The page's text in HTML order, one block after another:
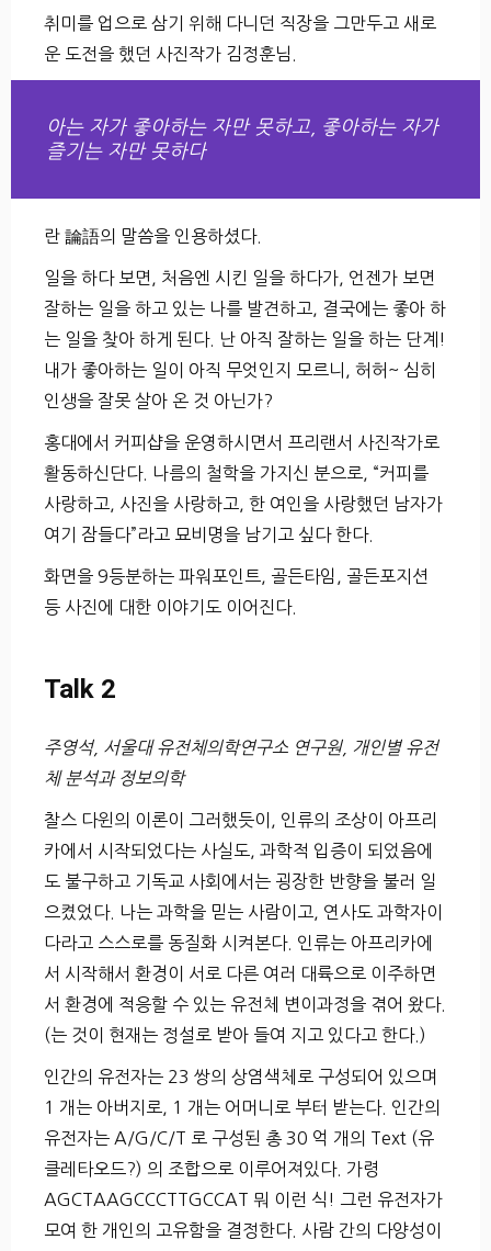
취미를 업으로 삼기 위해 다니던 직장을 그만두고 새로
운 도전을 했던 사진작가 김정훈님.
아는 자가 좋아하는 자만 못하고, 좋아하는 자가
즐기는 자만 못하다
란 論語의 말씀을 인용하셨다.
일을 하다 보면, 처음엔 시킨 일을 하다가, 언젠가 보면
잘하는 일을 하고 있는 나를 발견하고, 결국에는 좋아 하
는 일을 찾아 하게 된다. 난 아직 잘하는 일을 하는 단계!
내가 좋아하는 일이 아직 무엇인지 모르니, 허허~ 심히
인생을 잘못 살아 온 것 아닌가?
홍대에서 커피샵을 운영하시면서 프리랜서 사진작가로
활동하신단다. 나름의 철학을 가지신 분으로, “커피를
사랑하고, 사진을 사랑하고, 한 여인을 사랑했던 남자가
여기 잠들다”라고 묘비명을 남기고 싶다 한다.
화면을 9등분하는 파워포인트, 골든타임, 골든포지션
등 사진에 대한 이야기도 이어진다.
Talk 2
주영석, 서울대 유전체의학연구소 연구원, 개인별 유전
체 분석과 정보의학
찰스 다윈의 이론이 그러했듯이, 인류의 조상이 아프리
카에서 시작되었다는 사실도, 과학적 입증이 되었음에
도 불구하고 기독교 사회에서는 굉장한 반향을 불러 일
으켰었다. 나는 과학을 믿는 사람이고, 연사도 과학자이
다라고 스스로를 동질화 시켜본다. 인류는 아프리카에
서 시작해서 환경이 서로 다른 여러 대륙으로 이주하면
서 환경에 적응할 수 있는 유전체 변이과정을 겪어 왔다.
(는 것이 현재는 정설로 받아 들여 지고 있다고 한다.)
인간의 유전자는 23 쌍의 상염색체로 구성되어 있으며
1 개는 아버지로, 1 개는 어머니로 부터 받는다. 인간의
유전자는 A/G/C/T 로 구성된 총 30 억 개의 Text (유
클레타오드?) 의 조합으로 이루어져있다. 가령
AGCTAAGCCCTTGCCAT 뭐 이런 식! 그런 유전자가
모여 한 개인의 고유함을 결정한다. 사람 간의 다양성이